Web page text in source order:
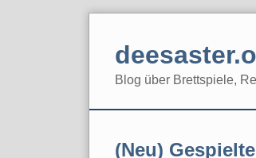
Blog über Brettspiele,
(Neu)